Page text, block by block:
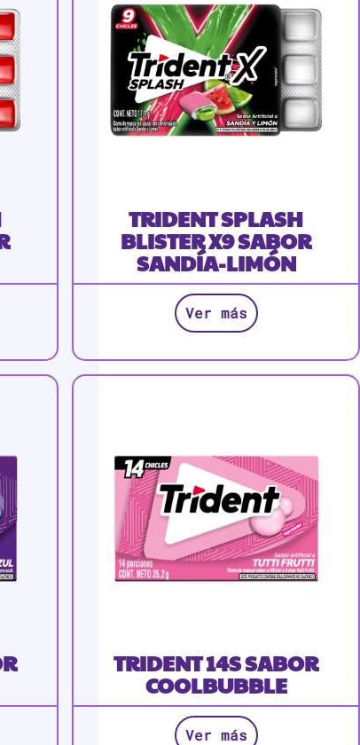
TRIDENT SPLASH
BLISTER X9 SABOR
SANDÍA-LIMÓN
Ver más
TRIDENT 14S SABOR
COOLBUBBLE
Ver más